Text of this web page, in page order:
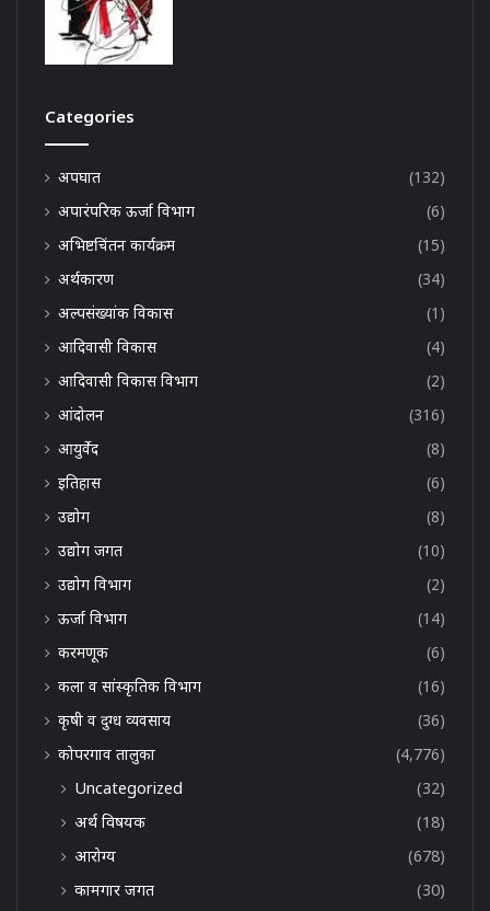
Categories
अपघात
(132)
अपारंपरिक ऊर्जा विभाग
(6)
अभिष्टचिंतन कार्यक्रम
(15)
अर्थकारण
(34)
अल्पसंख्यांक विकास
(1)
आदिवासी विकास
(4)
आदिवासी विकास विभाग
(2)
आंदोलन
(316)
आयुर्वेद
(8)
इतिहास
(6)
उद्योग
(8)
उद्योग जगत
(10)
उद्योग विभाग
(2)
ऊर्जा विभाग
(14)
करमणूक
(6)
कला व सांस्कृतिक विभाग
(16)
कृषी व दुग्ध व्यवसाय
(36)
कोपरगाव तालुका
(4,776)
Uncategorized
(32)
अर्थ विषयक
(18)
आरोग्य
(678)
कामगार जगत
(30)